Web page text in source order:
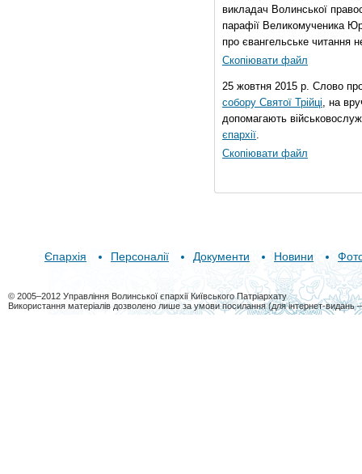
викладач Волинської
парафії Великомученика
про євангельське читання
Скопіювати файл
25 жовтня 2015 р. Слово
собору Святої Трійці, на
допомагають
єпархії.
Скопіювати файл
Єпархія Персоналії Документи Новини
© 2005–2012 Управління Волинської єпархії Київського Патріархату
Використання матеріалів дозволено лише за умови посилання (для інтернет-видань